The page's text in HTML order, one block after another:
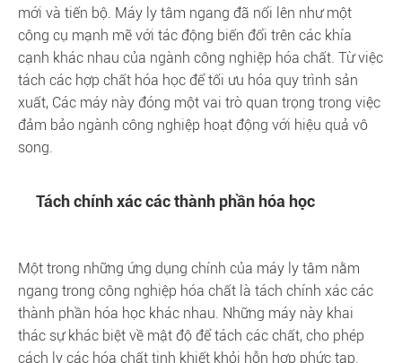
mới và tiến bộ. Máy ly tâm ngang đã nổi lên như một
công cụ mạnh mẽ với tác động biến đổi trên các khía
cạnh khác nhau của ngành công nghiệp hóa chất. Từ việc
tách các hợp chất hóa học để tối ưu hóa quy trình sản
xuất, Các máy này đóng một vai trò quan trọng trong việc
đảm bảo ngành công nghiệp hoạt động với hiệu quả vô
song.
Tách chính xác các thành phần hóa học
Một trong những ứng dụng chính của máy ly tâm nằm
ngang trong công nghiệp hóa chất là tách chính xác các
thành phần hóa học khác nhau. Những máy này khai
thác sự khác biệt về mật độ để tách các chất, cho phép
cách ly các hóa chất tinh khiết khỏi hỗn hợp phức tạp.